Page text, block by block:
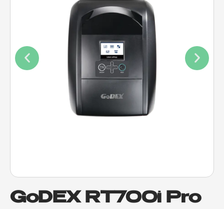
GoDEX RT700i Pro